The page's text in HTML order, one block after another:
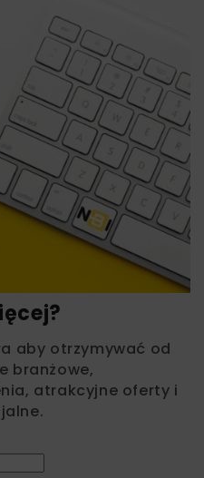
aby otrzymywać od
branżowe,
atrakcyjne oferty i